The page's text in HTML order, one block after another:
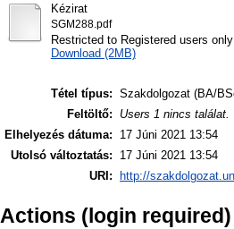
Kézirat
SGM288.pdf
Restricted to Registered users only
Download (2MB)
Tétel típus: Szakdolgozat (BA/
Feltöltő:
Users 1 nincs találat.
Elhelyezés dátuma:
17 Júni 2021 13:54
Utolsó változtatás:
17 Júni 2021 13:54
URI:
http://
Actions (login required)